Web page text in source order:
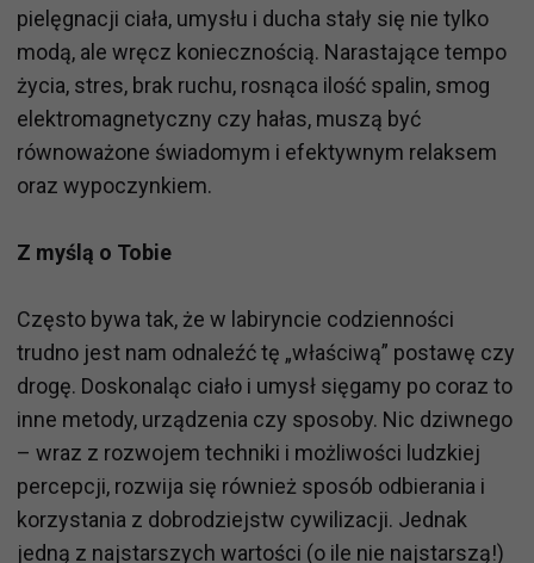
pielęgnacji ciała, umysłu i ducha stały się nie tylko
modą, ale wręcz koniecznością. Narastające tempo
życia, stres, brak ruchu, rosnąca ilość spalin, smog
elektromagnetyczny czy hałas, muszą być
równoważone świadomym i efektywnym relaksem
oraz wypoczynkiem.
Z myślą o Tobie
Często bywa tak, że w labiryncie codzienności
trudno jest nam odnaleźć tę „właściwą” postawę czy
drogę. Doskonaląc ciało i umysł sięgamy po coraz to
inne metody, urządzenia czy sposoby. Nic dziwnego
– wraz z rozwojem techniki i możliwości ludzkiej
percepcji, rozwija się również sposób odbierania i
korzystania z dobrodziejstw cywilizacji. Jednak
jedną z najstarszych wartości (o ile nie najstarszą!)